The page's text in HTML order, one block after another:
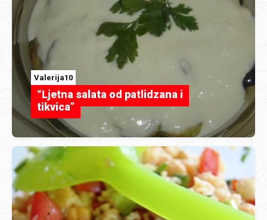
Valerija10
“Ljetna salata od patlidzana i
tikvica”